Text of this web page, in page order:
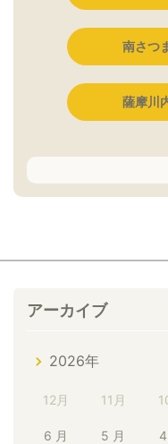
南さつ
薩摩川
アーカイブ
2026年
12月 11月
6 月 5 月